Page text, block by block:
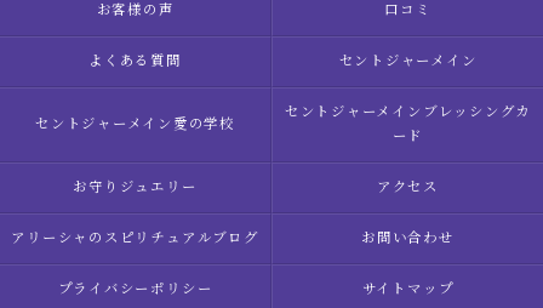
お客様の声 口コミ
よくある質問 セントジャーメイン
セントジャーメイン愛の学校
セントジャーメインブレッシングカ
ード
お守りジュエリー アクセス
アリーシャのスピリチュアルブログ お問い合わせ
プライバシーポリシー サイトマップ